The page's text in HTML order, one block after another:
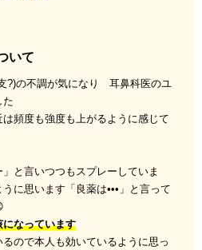
いて
?)の不調が気になり 耳鼻科医のユ
た
頻度も強度も上がるように感じて
と言いつつもスプレーしていま
に思います「良薬は•••」と言って
なっています
ので本人も効いているように思っ